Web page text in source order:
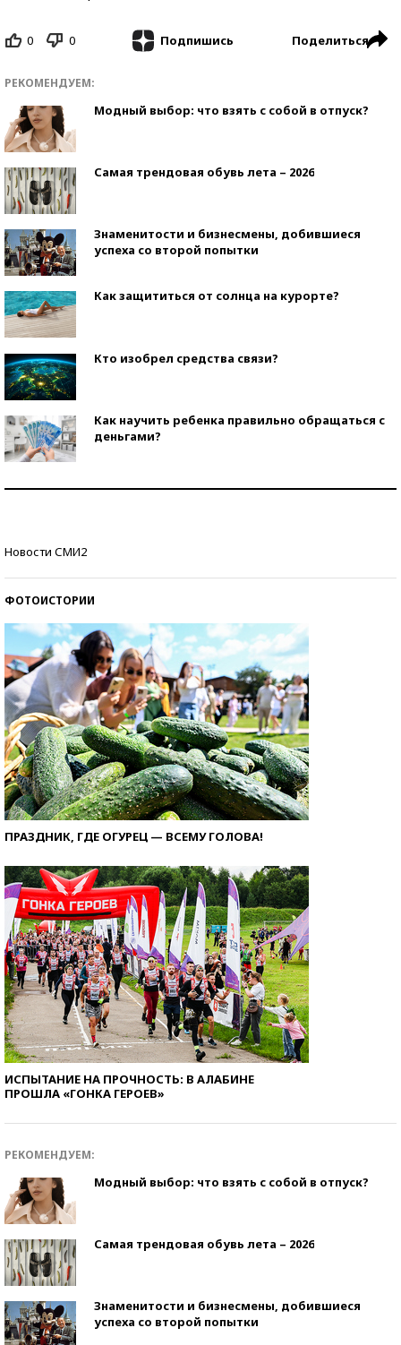
0 0 Подпишись Поделиться
РЕКОМЕНДУЕМ:
Модный выбор: что взять с собой в отпуск?
Самая трендовая обувь лета – 2026
Знаменитости и бизнесмены, добившиеся
успеха со второй попытки
Как защититься от солнца на курорте?
Кто изобрел средства связи?
Как научить ребенка правильно обращаться с
деньгами?
Новости СМИ2
ФОТОИСТОРИИ
ПРАЗДНИК, ГДЕ ОГУРЕЦ — ВСЕМУ ГОЛОВА!
ИСПЫТАНИЕ НА ПРОЧНОСТЬ: В АЛАБИНЕ
ПРОШЛА «ГОНКА ГЕРОЕВ»
РЕКОМЕНДУЕМ:
Модный выбор: что взять с собой в отпуск?
Самая трендовая обувь лета – 2026
Знаменитости и бизнесмены, добившиеся
успеха со второй попытки